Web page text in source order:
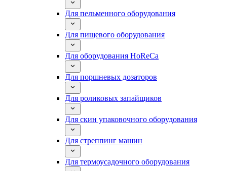
Для пельменного оборудования
Для пищевого оборудования
Для оборудования HoReCa
Для поршневых дозаторов
Для роликовых запайщиков
Для скин упаковочного оборудования
Для стреппинг машин
Для термоусадочного оборудования